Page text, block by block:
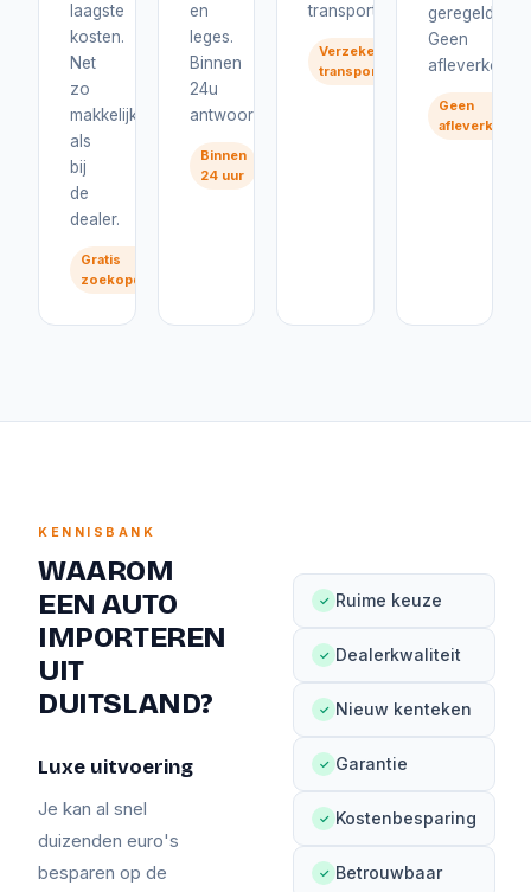
laagste
kosten.
Net
zo
makkelijk
als
bij
de
dealer.
Gratis
zoekopdracht
en
leges.
Binnen
24u
antwoord.
Binnen
24 uur
transport.
Verzekerd
transport
geregeld.
Geen
Geen
afleverkosten
KENNISBANK
WAAROM
EEN AUTO
IMPORTEREN
UIT
DUITSLAND?
Luxe uitvoering
Je kan al snel
duizenden euro's
besparen op de
✓ Ruime keuze
✓ Dealerkwaliteit
✓ Nieuw kenteken
✓ Garantie
✓ Kostenbesparing
✓ Betrouwbaar